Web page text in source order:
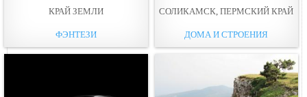
КРАЙ ЗЕМЛИ
ФЭНТЕЗИ
СОЛИКАМСК, ПЕРМСКИЙ КРАЙ
ДОМА И СТРОЕНИЯ